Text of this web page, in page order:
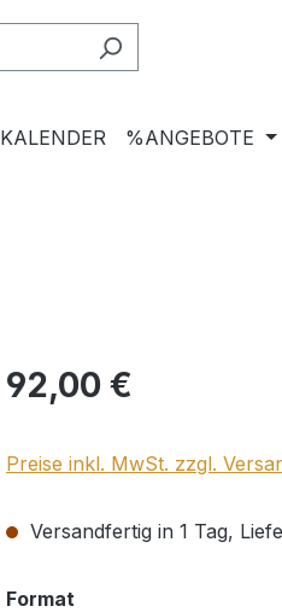
KALENDER %ANGEBOTE
Regulärer Preis:
92,00 €
Preise inkl. MwSt. zzgl.
Versandfertig in 1 Tag,
Format